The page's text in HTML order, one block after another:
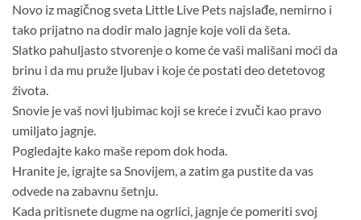
Novo iz magičnog sveta Little Live Pets najslađe, nemirno i
tako prijatno na dodir malo jagnje koje voli da šeta.
Slatko pahuljasto stvorenje o kome će vaši mališani moći da
brinu i da mu pruže ljubav i koje će postati deo detetovog
života.
Snovie je vaš novi ljubimac koji se kreće i zvuči kao pravo
umiljato jagnje.
Pogledajte kako maše repom dok hoda.
Hranite je, igrajte sa Snovijem, a zatim ga pustite da vas
odvede na zabavnu šetnju.
Kada pritisnete dugme na ogrlici, jagnje će pomeriti svoj